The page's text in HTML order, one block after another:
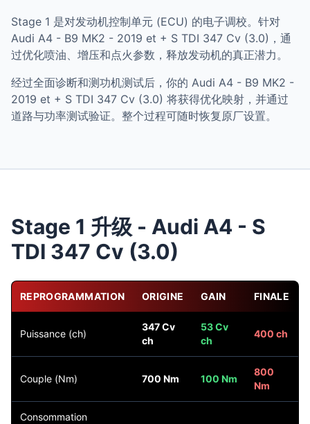
Stage 1 是对发动机控制单元 (ECU) 的电子调校。针对
Audi A4 - B9 MK2 - 2019 et + S TDI 347 Cv (3.0)，通
过优化喷油、增压和点火参数，释放发动机的真正潜力。
经过全面诊断和测功机测试后，你的 Audi A4 - B9 MK2 -
2019 et + S TDI 347 Cv (3.0) 将获得优化映射，并通过
道路与功率测试验证。整个过程可随时恢复原厂设置。
Stage 1 升级 - Audi A4 - S
TDI 347 Cv (3.0)
REPROGRAMMATION ORIGINE GAIN FINALE
Puissance (ch)
347 Cv
ch
53 Cv
ch
400 ch
Couple (Nm) 700 Nm 100 Nm
800
Nm
Consommation